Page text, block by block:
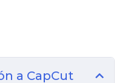
videos creativos y
utilizando
a CapCut